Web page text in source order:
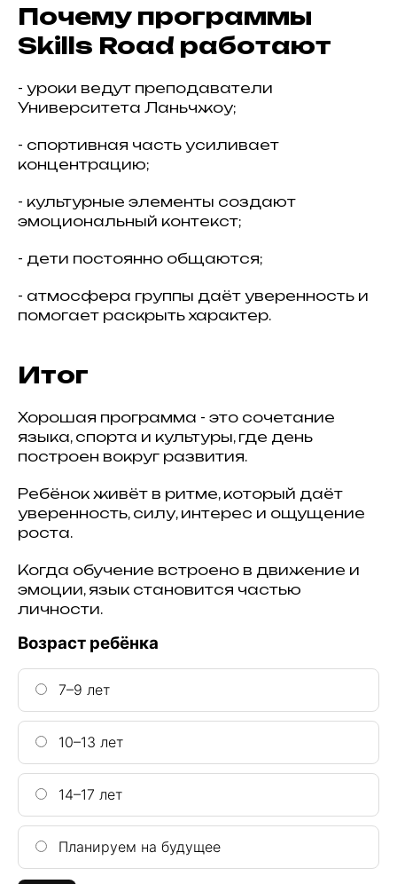
Почему программы
Skills Road работают
- уроки ведут преподаватели
Университета Ланьчжоу;
- спортивная часть усиливает
концентрацию;
- культурные элементы создают
эмоциональный контекст;
- дети постоянно общаются;
- атмосфера группы даёт уверенность и
помогает раскрыть характер.
Итог
Хорошая программа - это сочетание
языка, спорта и культуры, где день
построен вокруг развития.
Ребёнок живёт в ритме, который даёт
уверенность, силу, интерес и ощущение
роста.
Когда обучение встроено в движение и
эмоции, язык становится частью
личности.
Возраст ребёнка
7–9 лет
10–13 лет
14–17 лет
Планируем на будущее